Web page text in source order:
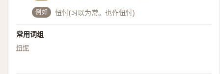
例如 忸忖(习以为常。也作忸忖)
常用词组
忸怩